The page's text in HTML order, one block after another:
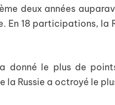
deux années
En 18 participations, la
a donné le plus de
la Russie a octroyé le